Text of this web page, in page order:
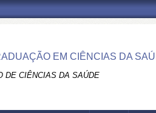
EM CIÊNCIAS DA
DE CIÊNCIAS DA SAÚDE